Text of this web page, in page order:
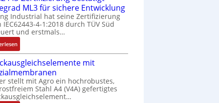
ML3 für sichere Entwicklung
Industrial hat seine Zertifizierung
IEC62443-4-1:2018 durch TÜV Süd
und erstmals…
:
I
E
C
6
2
4
mit
stellt mit Agro ein hochrobustes,
Stahl A4 (V4A) gefertigtes